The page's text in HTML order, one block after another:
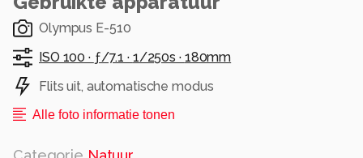
Olympus E-510
ISO 100 · ƒ/7.1 · 1/250s · 180mm
Flits uit, automatische modus
Alle foto informatie tonen